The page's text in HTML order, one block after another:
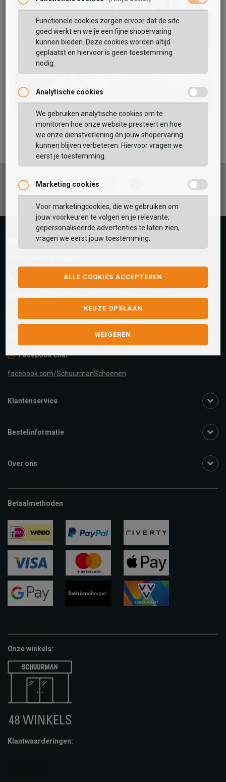
Facebook
Wij helpen je graag!
webshop@schuurman-schoenen.nl
Facebook chat
facebook.com/SchuurmanSchoenen
Klantenservice
Bestelinformatie
Over ons
Betaalmethoden
ideal paypal riverty
visa
apple-
pay
Onze winkels:
Klantwaarderingen:
Functionele cookies zorgen ervoor dat de site
goed werkt en we je een fijne shopervaring
kunnen bieden. Deze cookies worden altijd
geplaatst en hiervoor is geen toestemming
nodig.
Analytische cookies
We gebruiken analytische cookies om te
monitoren hoe onze website presteert en hoe
we onze dienstverlening én jouw shopervaring
kunnen blijven verbeteren. Hiervoor vragen we
eerst je toestemming.
Marketing cookies
Voor marketingcookies, die we gebruiken om
jouw voorkeuren te volgen en je relevante,
gepersonaliseerde advertenties te laten zien,
vragen we eerst jouw toestemming.
ALLE COOKIES ACCEPTEREN
KEUZE OPSLAAN
WEIGEREN